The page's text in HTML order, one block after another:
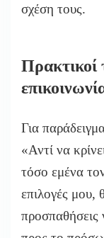
σχέση τους.
Πρακτικοί
Για
«Αντί να
τόσο εμένα
επιλογές μου,
προσπαθήσεις